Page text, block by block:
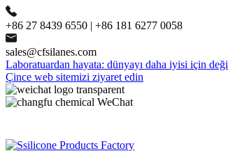
+86 27 8439 6550 | +86 181 6277 0058
sales@cfsilanes.com
Laboratuardan hayata: dünyayı daha iyisi için
Çince web sitemizi ziyaret edin